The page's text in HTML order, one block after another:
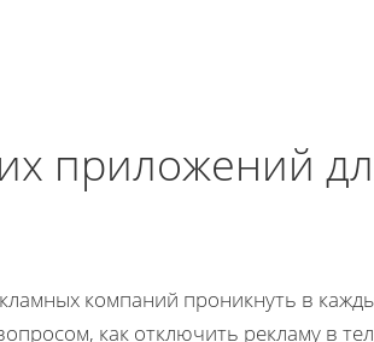
приложений
компаний проникнуть в
как отключить рекламу в